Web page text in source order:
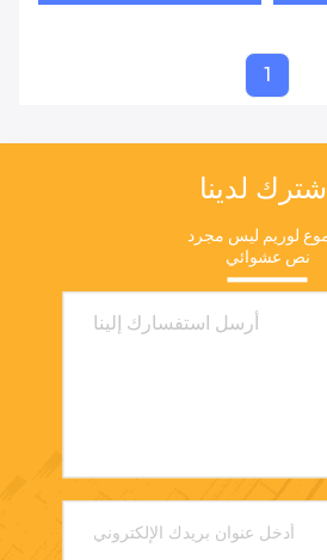
1
اشترك لدينا
نص عشوائي